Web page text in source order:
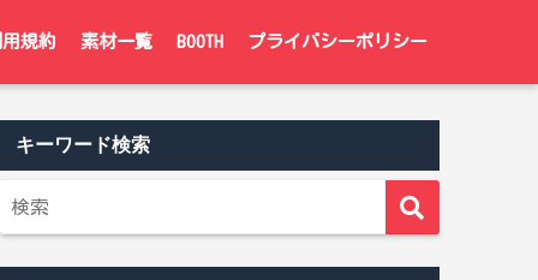
規約 素材一覧 BOOTH プライバシーポリシー
キーワード検索